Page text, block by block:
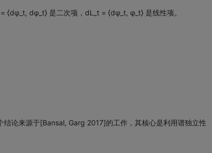
dφ_t⟩ 是二次项，dL_t = ⟨dφ_t, φ_t⟩ 是线性项。
论来源于[Bansal, Garg 2017]的工作，其核心是利用谱独立性